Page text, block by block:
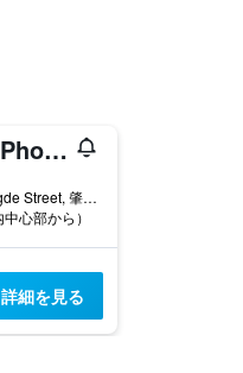
Golden Phoenix International Hotel
No 115 Zhengde Street, 肇慶（ザオチン）, 中国
心部から）
詳細を見る